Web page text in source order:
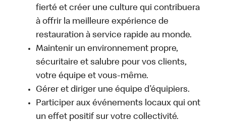
fierté et créer une culture qui contribuera
à offrir la meilleure expérience de
restauration à service rapide au monde.
Maintenir un environnement propre,
sécuritaire et salubre pour vos clients,
votre équipe et vous-même.
Gérer et diriger une équipe d’équipiers.
Participer aux événements locaux qui ont
un effet positif sur votre collectivité.